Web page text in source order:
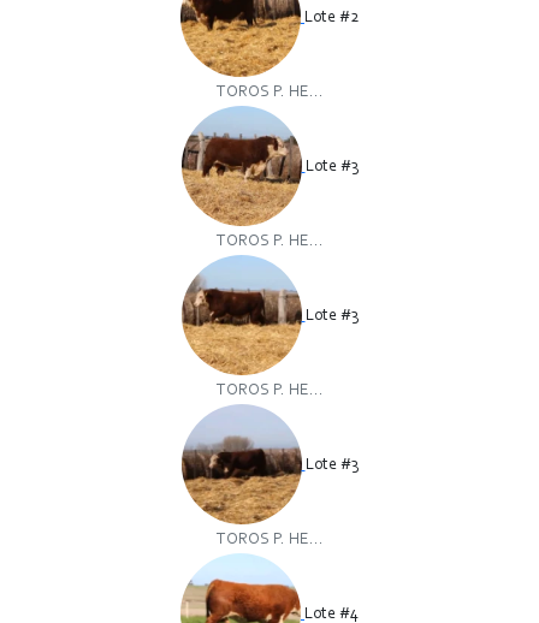
Lote #2
TOROS P. HE...
Lote #3
TOROS P. HE...
Lote #3
TOROS P. HE...
Lote #3
TOROS P. HE...
Lote #4